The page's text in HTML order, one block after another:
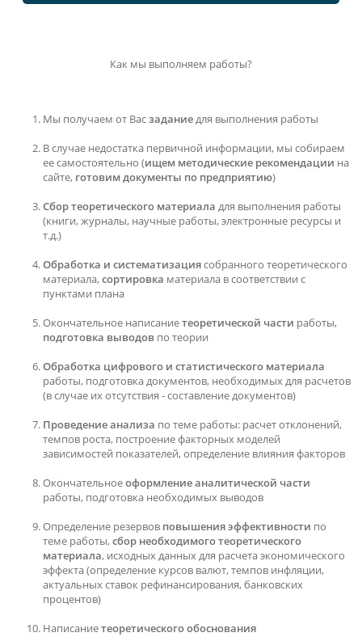
Как мы выполняем работы?
Мы получаем от Васзаданиедля выполнения работы
В случае недостатка первичной информации, мы собираем
ее самостоятельно (ищем методические рекомендации на
сайте, готовим документы по предприятию)
Сбор теоретического материала для выполнения работы
(книги, журналы, научные работы, электронные ресурсы и
т.д.)
Обработка и систематизациясобранного теоретического
материала,сортировка материала в соответствии с
пунктами плана
Окончательное написаниетеоретической части работы,
подготовка выводов по теории
Обработка цифрового и статистического материала
работы, подготовка документов, необходимых для расчетов
(в случае их отсутствия - составление документов)
Проведение анализа по теме работы: расчет отклонений,
темпов роста, построение факторных моделей
зависимостей показателей, определение влияния факторов
Окончательноеоформление аналитической части
работы, подготовка необходимых выводов
Определение резервов повышения эффективности по
теме работы,сбор необходимого теоретического
материала, исходных данных для расчета экономического
эффекта (определение курсов валют, темпов инфляции,
актуальных ставок рефинансирования, банковских
процентов)
Написаниетеоретического обоснования